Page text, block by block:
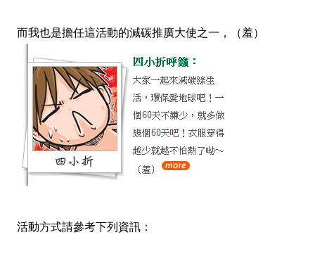
而我也是擔任這活動的減碳推廣大使之一 ，（羞）
活動方式請參考下列資訊：